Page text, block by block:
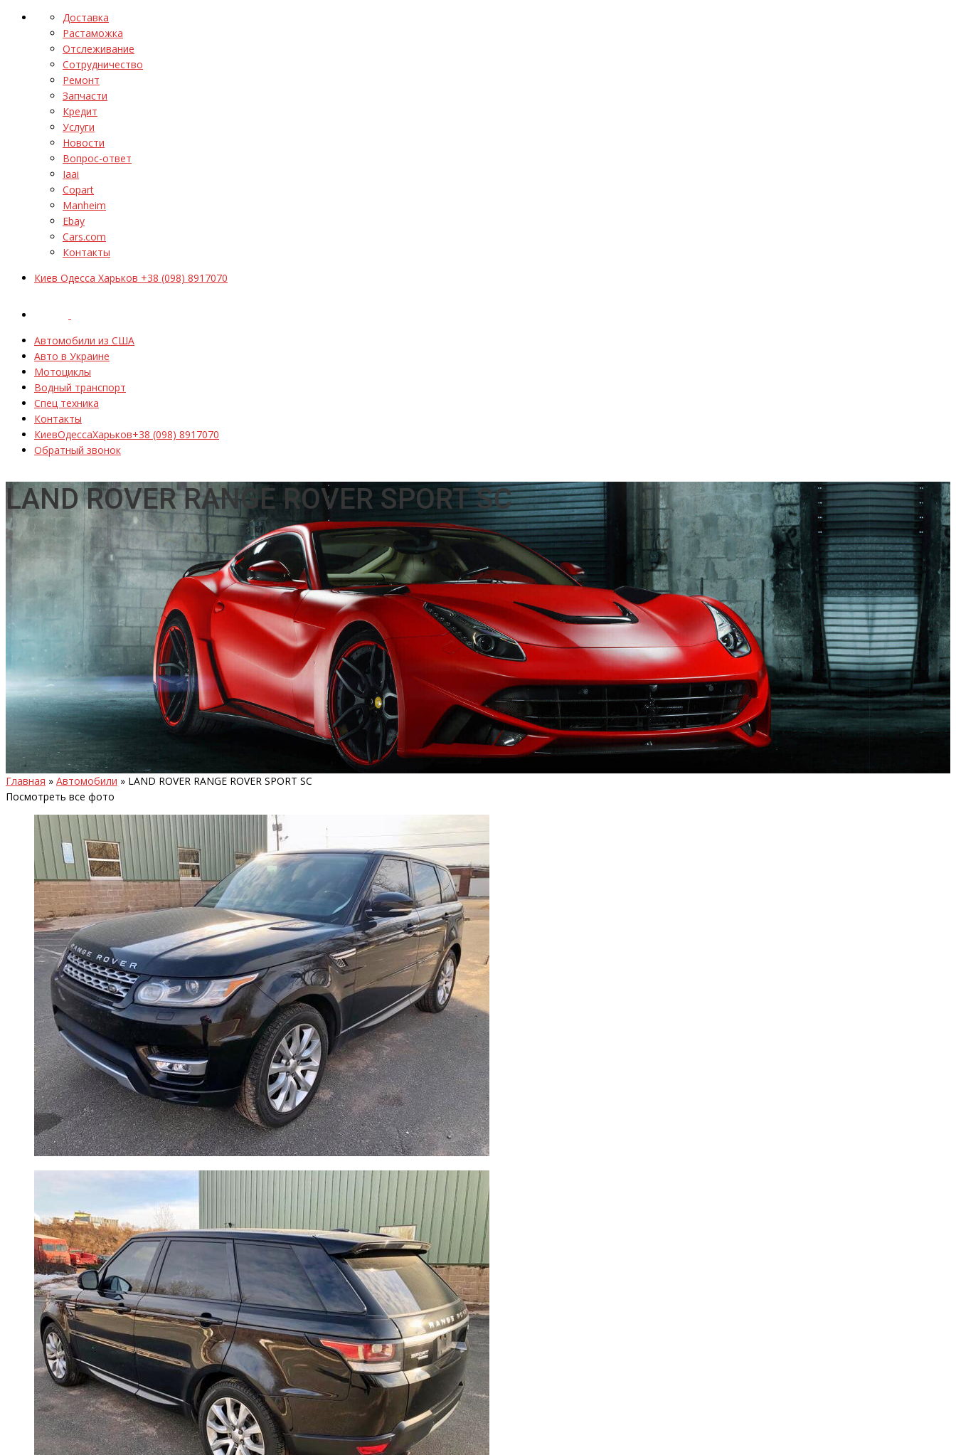
Доставка
Растаможка
Отслеживание
Сотрудничество
Ремонт
Запчасти
Кредит
Услуги
Новости
Вопрос-ответ
Iaai
Copart
Manheim
Ebay
Cars.com
Контакты
Киев Одесса Харьков +38 (098) 8917070
Автомобили из США
Авто в Украине
Мотоциклы
Водный транспорт
Спец техника
Контакты
КиевОдессаХарьков+38 (098) 8917070
Обратный звонок
LAND ROVER RANGE ROVER SPORT SC
Главная » Автомобили » LAND ROVER RANGE ROVER SPORT SC
Посмотреть все фото